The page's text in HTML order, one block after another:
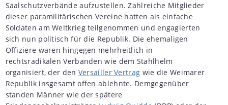
Saalschutzverbände aufzustellen. Zahlreiche Mitglieder
dieser paramilitärischen Vereine hatten als einfache
Soldaten am Weltkrieg teilgenommen und engagierten
sich nun politisch für die Republik. Die ehemaligen
Offiziere waren hingegen mehrheitlich in
rechtsradikalen Verbänden wie dem Stahlhelm
organisiert, der den Versailler Vertrag wie die Weimarer
Republik insgesamt offen ablehnte. Demgegenüber
standen Männer wie der spätere